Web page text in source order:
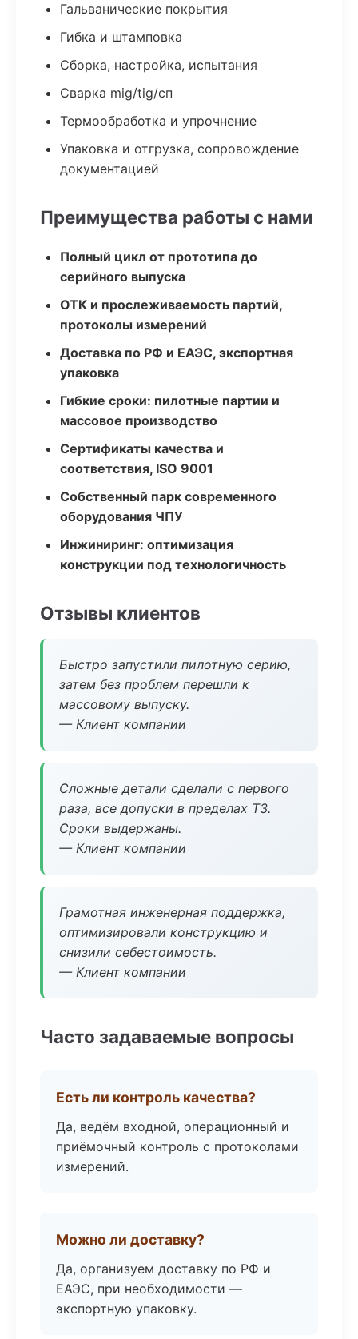
Гальванические покрытия
Гибка и штамповка
Сборка, настройка, испытания
Сварка mig/tig/сп
Термообработка и упрочнение
Упаковка и отгрузка, сопровождение
документацией
Преимущества работы с нами
Полный цикл от прототипа до
серийного выпуска
ОТК и прослеживаемость партий,
протоколы измерений
Доставка по РФ и ЕАЭС, экспортная
упаковка
Гибкие сроки: пилотные партии и
массовое производство
Сертификаты качества и
соответствия, ISO 9001
Собственный парк современного
оборудования ЧПУ
Инжиниринг: оптимизация
конструкции под технологичность
Отзывы клиентов
Быстро запустили пилотную серию,
затем без проблем перешли к
массовому выпуску.
— Клиент компании
Сложные детали сделали с первого
раза, все допуски в пределах ТЗ.
Сроки выдержаны.
— Клиент компании
Грамотная инженерная поддержка,
оптимизировали конструкцию и
снизили себестоимость.
— Клиент компании
Часто задаваемые вопросы
Есть ли контроль качества?
Да, ведём входной, операционный и
приёмочный контроль с протоколами
измерений.
Можно ли доставку?
Да, организуем доставку по РФ и
ЕАЭС, при необходимости —
экспортную упаковку.